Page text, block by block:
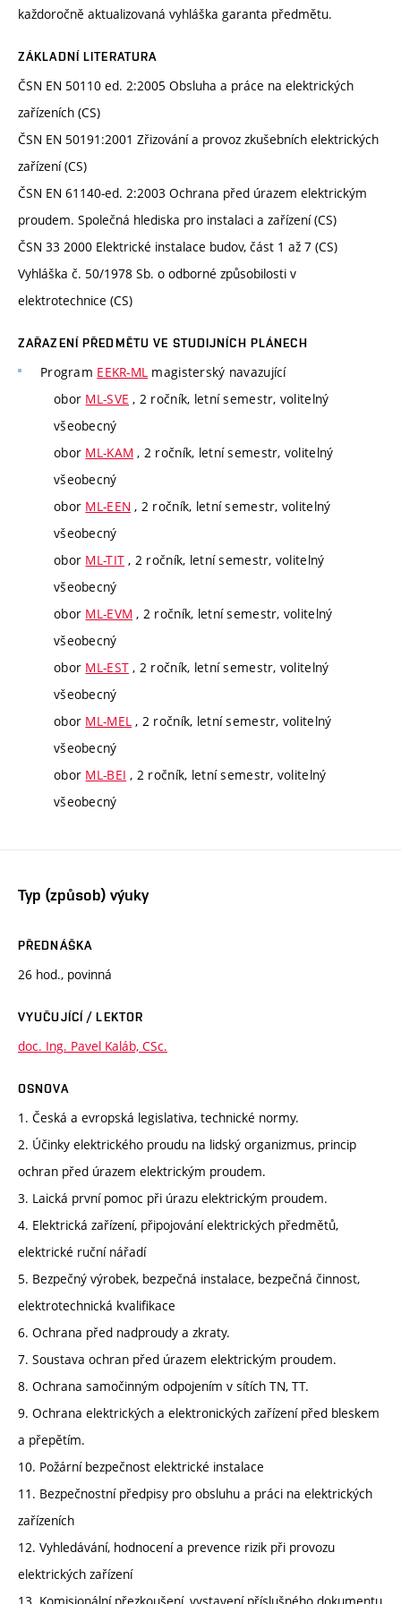
každoročně aktualizovaná vyhláška garanta předmětu.
ZÁKLADNÍ LITERATURA
ČSN EN 50110 ed. 2:2005 Obsluha a práce na elektrických
zařízeních (CS)
ČSN EN 50191:2001 Zřizování a provoz zkušebních elektrických
zařízení (CS)
ČSN EN 61140-ed. 2:2003 Ochrana před úrazem elektrickým
proudem. Společná hlediska pro instalaci a zařízení (CS)
ČSN 33 2000 Elektrické instalace budov, část 1 až 7 (CS)
Vyhláška č. 50/1978 Sb. o odborné způsobilosti v
elektrotechnice (CS)
ZAŘAZENÍ PŘEDMĚTU VE STUDIJNÍCH PLÁNECH
Program EEKR-ML magisterský navazující
obor ML-SVE , 2 ročník, letní semestr, volitelný
všeobecný
obor ML-KAM , 2 ročník, letní semestr, volitelný
všeobecný
obor ML-EEN , 2 ročník, letní semestr, volitelný
všeobecný
obor ML-TIT , 2 ročník, letní semestr, volitelný
všeobecný
obor ML-EVM , 2 ročník, letní semestr, volitelný
všeobecný
obor ML-EST , 2 ročník, letní semestr, volitelný
všeobecný
obor ML-MEL , 2 ročník, letní semestr, volitelný
všeobecný
obor ML-BEI , 2 ročník, letní semestr, volitelný
všeobecný
Typ (způsob) výuky
PŘEDNÁŠKA
26 hod., povinná
VYUČUJÍCÍ / LEKTOR
doc. Ing. Pavel Kaláb, CSc.
OSNOVA
1. Česká a evropská legislativa, technické normy.
2. Účinky elektrického proudu na lidský organizmus, princip
ochran před úrazem elektrickým proudem.
3. Laická první pomoc při úrazu elektrickým proudem.
4. Elektrická zařízení, připojování elektrických předmětů,
elektrické ruční nářadí
5. Bezpečný výrobek, bezpečná instalace, bezpečná činnost,
elektrotechnická kvalifikace
6. Ochrana před nadproudy a zkraty.
7. Soustava ochran před úrazem elektrickým proudem.
8. Ochrana samočinným odpojením v sítích TN, TT.
9. Ochrana elektrických a elektronických zařízení před bleskem
a přepětím.
10. Požární bezpečnost elektrické instalace
11. Bezpečnostní předpisy pro obsluhu a práci na elektrických
zařízeních
12. Vyhledávání, hodnocení a prevence rizik při provozu
elektrických zařízení